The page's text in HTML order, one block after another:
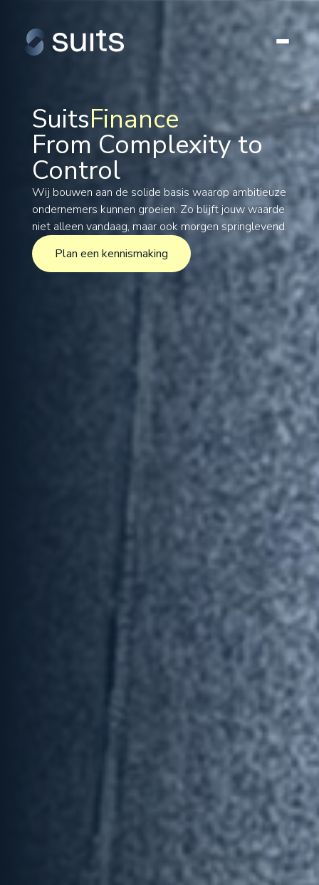
SuitsFinance
Tax
Legal
Formations
International
Projects
From Complexity to
Control
Wij bouwen aan de solide basis waarop ambitieuze
ondernemers kunnen groeien. Zo blijft jouw waarde
niet alleen vandaag, maar ook morgen springlevend.
Plan een kennismaking